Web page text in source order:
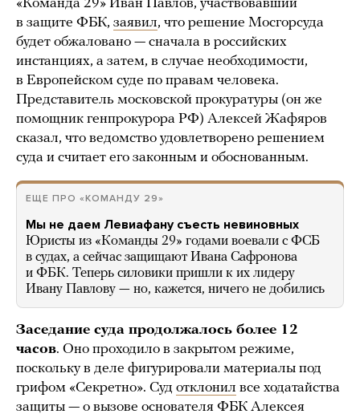
«Команда 29» Иван Павлов, участвовавший
в защите ФБК, заявил, что решение Мосгорсуда
будет обжаловано — сначала в российских
инстанциях, а затем, в случае необходимости,
в Европейском суде по правам человека.
Представитель московской прокуратуры (он же
помощник генпрокурора РФ) Алексей Жафяров
сказал, что ведомство удовлетворено решением
суда и считает его законным и обоснованным.
ЕЩЕ ПРО «КОМАНДУ 29»
Мы не даем Левиафану съесть невиновных
Юристы из «Команды 29» годами воевали с ФСБ
в судах, а сейчас защищают Ивана Сафронова
и ФБК. Теперь силовики пришли к их лидеру
Ивану Павлову — но, кажется, ничего не добились
Заседание суда продолжалось более 12
часов. Оно проходило в закрытом режиме,
поскольку в деле фигурировали материалы под
грифом «Секретно». Суд отклонил все ходатайства
защиты — о вызове основателя ФБК Алексея